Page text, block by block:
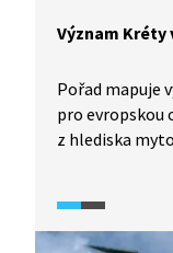
Význam Kréty
Pořad mapuje
pro evropskou
z hlediska